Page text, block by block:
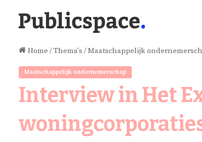
Home /Thema's /Maatschappelijk
Maatschappelijk ondernemerschap
Interview in Het